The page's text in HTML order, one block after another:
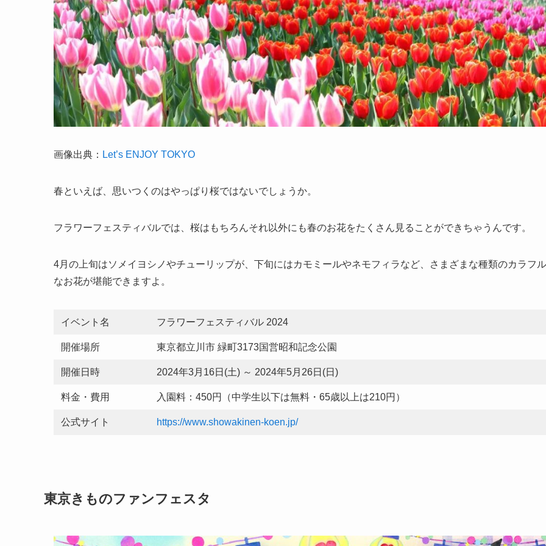
画像出典： Let’s ENJOY TOKYO
春といえば、思いつくのはやっぱり桜ではないでしょうか。
フラワーフェスティバルでは、桜はもちろんそれ以外にも春のお花をたくさん見ることができちゃうんです。
4月の上旬はソメイヨシノやチューリップが、下旬にはカモミールやネモフィラなど、さまざまな種類のカラフル
なお花が堪能できますよ。
イベント名 フラワーフェスティバル 2024
開催場所 東京都立川市 緑町3173国営昭和記念公園
開催日時 2024年3月16日(土) ～ 2024年5月26日(日)
料金・費用 入園料：450円（中学生以下は無料・65歳以上は210円）
公式サイト https://www.showakinen-koen.jp/
東京きものファンフェスタ